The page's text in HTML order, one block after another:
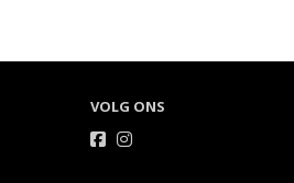
VOLG ONS